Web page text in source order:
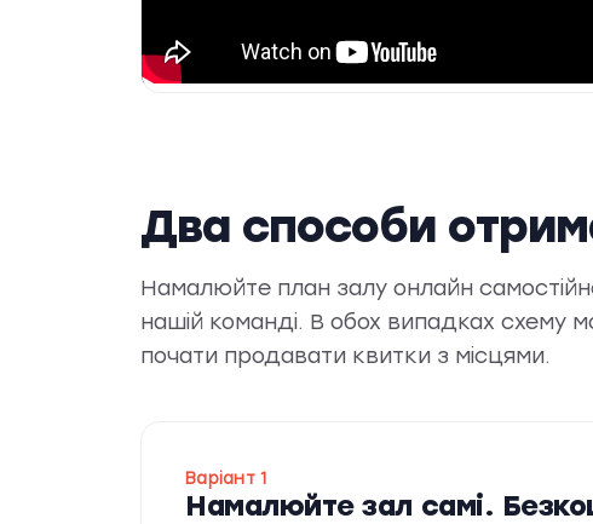
Два способи
Намалюйте план залу онлайн
нашій команді. В обох випадках схему
почати продавати квитки з місцями.
Варіант 1
Намалюйте зал самі.